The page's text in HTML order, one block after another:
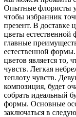
Опытные флористы
чтобы избранник
презент. В доставке
цветы
главные
естественной
цветов является то,
чувств. Легкая
теплоту чувств.
композиция, будет
собрать идеальный
формы. Основные
заключаться в